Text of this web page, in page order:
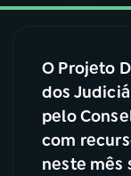
03
04
O Projeto
dos
pelo
com
neste mês